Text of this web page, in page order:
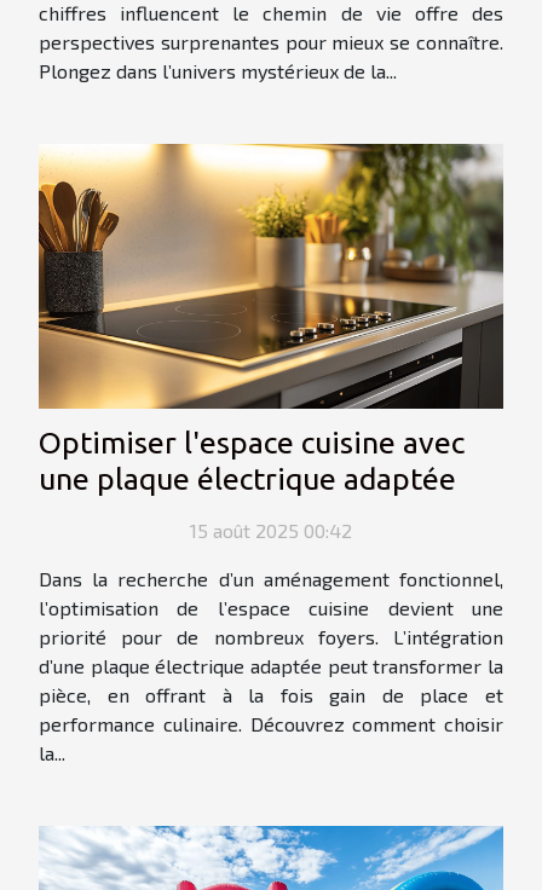
chiffres influencent le chemin de vie offre des
perspectives surprenantes pour mieux se connaître.
Plongez dans l’univers mystérieux de la...
Optimiser l'espace cuisine avec
une plaque électrique adaptée
15 août 2025 00:42
Dans la recherche d’un aménagement fonctionnel,
l’optimisation de l’espace cuisine devient une
priorité pour de nombreux foyers. L’intégration
d’une plaque électrique adaptée peut transformer la
pièce, en offrant à la fois gain de place et
performance culinaire. Découvrez comment choisir
la...